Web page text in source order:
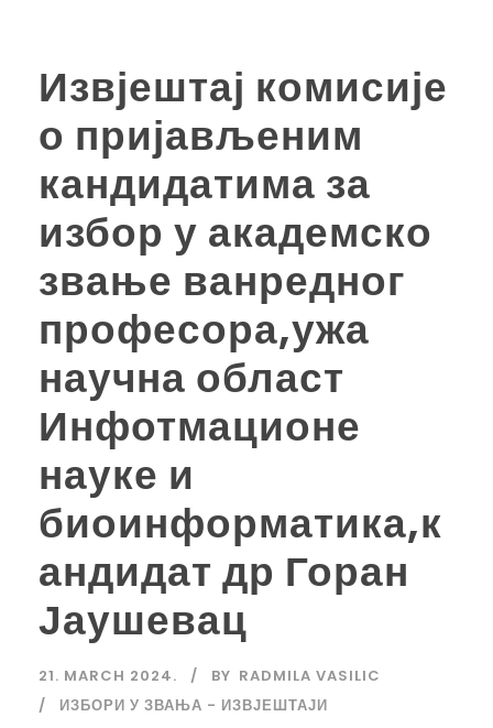
Извјештај комисије
о пријављеним
кандидатима за
избор у академско
звање ванредног
професора,ужа
научна област
Инфотмационе
науке и
биоинформатика,к
андидат др Горан
Јаушевац
21. MARCH 2024. BY RADMILA VASILIC
ИЗБОРИ У ЗВАЊА - ИЗВЈЕШТАЈИ